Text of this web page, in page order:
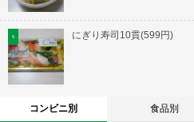
にぎり寿司10貫(599円)
コンビニ別 食品別